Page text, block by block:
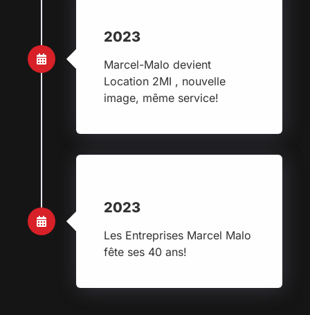
2023
Marcel-Malo devient
Location 2MI , nouvelle
image, même service!
2023
Les Entreprises Marcel Malo
fête ses 40 ans!